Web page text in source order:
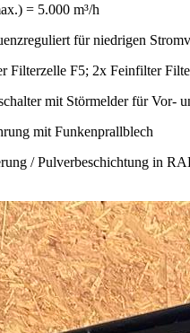
= 5.000 m³/h
für niedrigen
Filterzelle F5; 2x Feinfilter
mit Störmelder für Vor-
mit Funkenprallblech
/ Pulverbeschichtung in